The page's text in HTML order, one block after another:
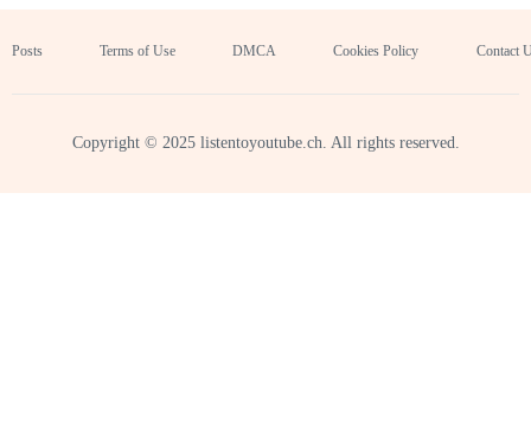
Posts Terms of Use DMCA Cookies Policy Contact
Copyright © 2025 listentoyoutube.ch. All rights reserved.